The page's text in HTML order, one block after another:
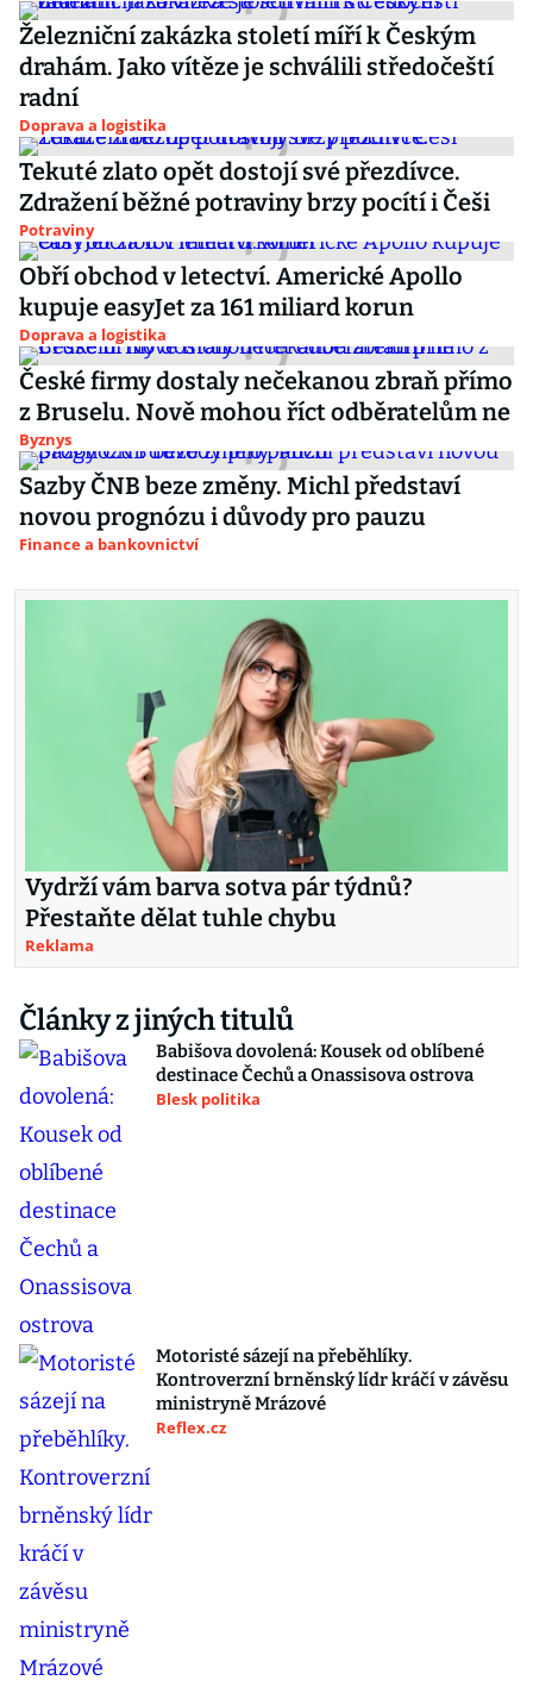
Železniční zakázka století míří k Českým
drahám. Jako vítěze je schválili středočeští
radní
Doprava a logistika
Tekuté zlato opět dostojí své přezdívce.
Zdražení běžné potraviny brzy pocítí i Češi
Potraviny
Obří obchod v letectví. Americké Apollo
kupuje easyJet za 161 miliard korun
Doprava a logistika
České firmy dostaly nečekanou zbraň přímo
z Bruselu. Nově mohou říct odběratelům ne
Byznys
Sazby ČNB beze změny. Michl představí
novou prognózu i důvody pro pauzu
Finance a bankovnictví
Vydrží vám barva sotva pár týdnů?
Přestaňte dělat tuhle chybu
Reklama
Články z jiných titulů
Babišova dovolená: Kousek od oblíbené
destinace Čechů a Onassisova ostrova
Blesk politika
Motoristé sázejí na přeběhlíky.
Kontroverzní brněnský lídr kráčí v závěsu
ministryně Mrázové
Reflex.cz